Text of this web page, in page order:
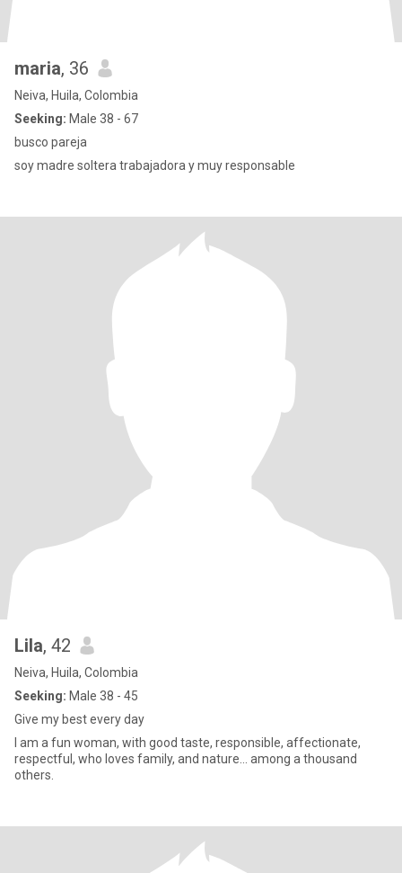
maria, 36
Neiva, Huila, Colombia
Seeking: Male 38 - 67
busco pareja
soy madre soltera trabajadora y muy responsable
Lila, 42
Neiva, Huila, Colombia
Seeking: Male 38 - 45
Give my best every day
I am a fun woman, with good taste, responsible, affectionate,
respectful, who loves family, and nature... among a thousand
others.